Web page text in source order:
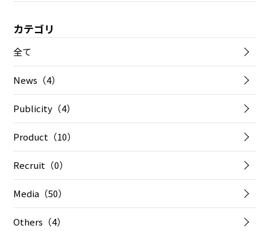
カテゴリ
全て
News（4）
Publicity（4）
Product（10）
Recruit（0）
Media（50）
Others（4）